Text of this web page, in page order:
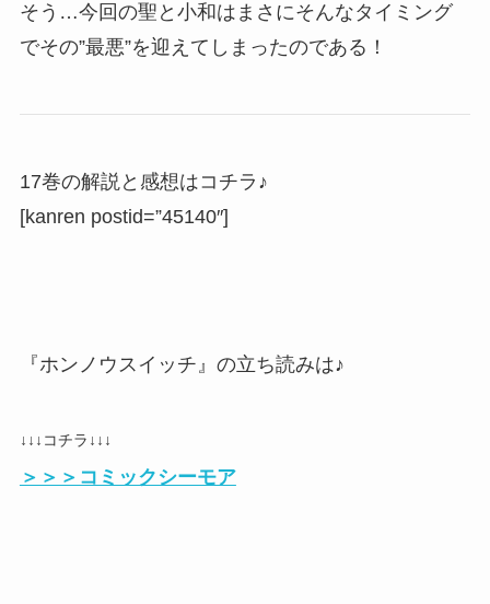
そう…今回の聖と小和はまさにそんなタイミング
でその”最悪”を迎えてしまったのである！
17巻の解説と感想はコチラ♪
[kanren postid=”45140″]
『ホンノウスイッチ』の立ち読みは♪
↓↓↓コチラ↓↓↓
＞＞＞コミックシーモア